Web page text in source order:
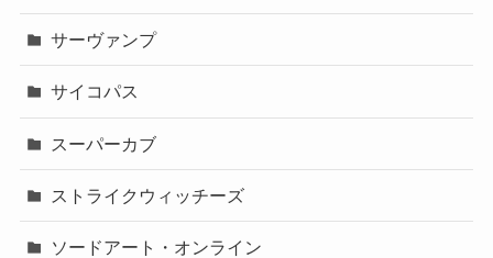
サーヴァンプ
サイコパス
スーパーカブ
ストライクウィッチーズ
ソードアート・オンライン